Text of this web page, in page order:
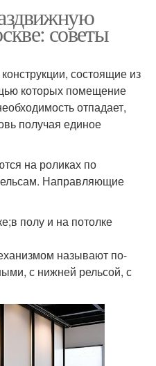
советы
состоящие из
которых помещение
отпадает,
получая единое
на роликах по
Направляющие
полу и на потолке
называют по-
с нижней рельсой, с